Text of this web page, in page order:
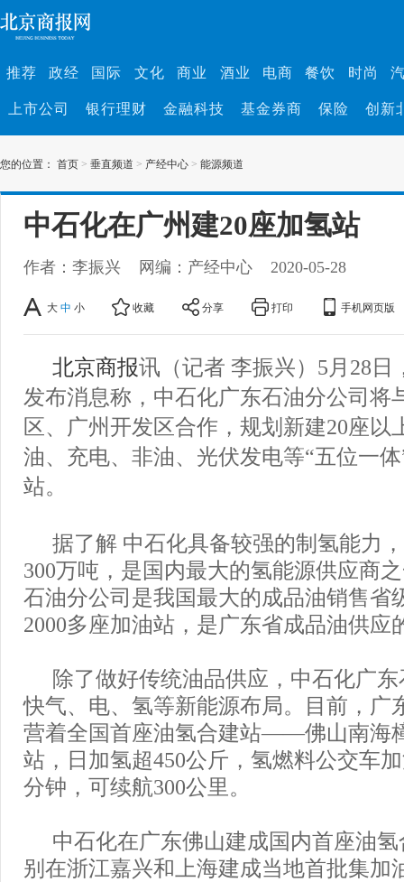
推荐 政经 国际 文化 商业 酒业 电商 餐饮 时尚
上市公司 银行理财 金融科技 基金券商 保险 创新
您的位置： 首页 > 垂直频道 > 产经中心 > 能源频道
中石化在广州建20座加氢站
作者：李振兴 网编：产经中心 2020-05-28
大 中 小 收藏 分享 打印 手机网页版
北京商报讯（记者 李振兴）5月28日
发布消息称，中石化广东石油分公司将
区、广州开发区合作，规划新建20座以
油、充电、非油、光伏发电等“五位一
站。
据了解 中石化具备较强的制氢能力
300万吨，是国内最大的氢能源供应商
石油分公司是我国最大的成品油销售省
2000多座加油站，是广东省成品油供应
除了做好传统油品供应，中石化广
快气、电、氢等新能源布局。目前，广
营着全国首座油氢合建站——佛山南海
站，日加氢超450公斤，氢燃料公交车
分钟，可续航300公里。
中石化在广东佛山建成国内首座油
别在浙江嘉兴和上海建成当地首批集加